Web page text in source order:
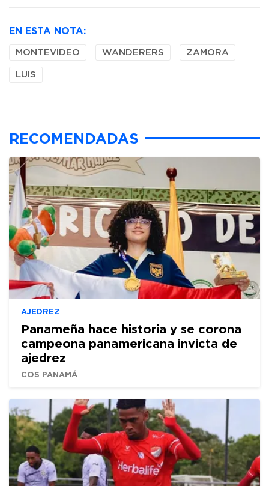
EN ESTA NOTA:
MONTEVIDEO WANDERERS ZAMORA
LUIS
RECOMENDADAS
AJEDREZ
Panameña hace historia y se corona
campeona panamericana invicta de
ajedrez
COS PANAMÁ